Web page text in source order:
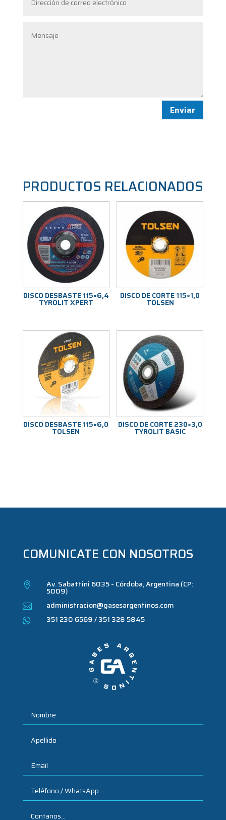
Enviar
PRODUCTOS RELACIONADOS
DISCO DESBASTE 115×6,4
TYROLIT XPERT
DISCO DE CORTE 115×1,0
TOLSEN
DISCO DESBASTE 115×6,0
TOLSEN
DISCO DE CORTE 230×3,0
TYROLIT BASIC
COMUNICATE CON NOSOTROS
 Av. Sabattini 6035 - Córdoba, Argentina (CP:
5009)
 administracion@gasesargentinos.com
 351 230 6569 / 351 328 5845